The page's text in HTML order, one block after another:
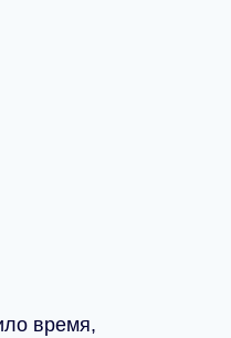
время,